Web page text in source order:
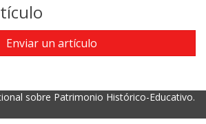
Enviar un artículo
sobre Patrimonio Histórico-Educativo.